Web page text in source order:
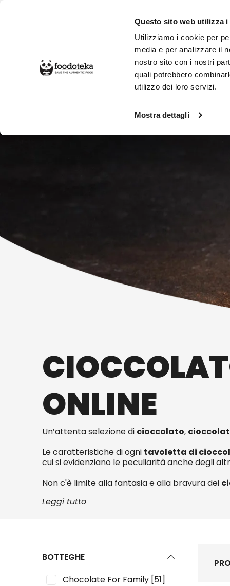
Questo sito web utilizza i
Utilizziamo i cookie per
media e per analizzare il
nostro sito con i nostri
quali potrebbero
utilizzo dei loro servizi.
Mostra dettagli
SPESA ONLINE DA NON
ONLINE
Un’attenta selezione di cioccolato,
Le caratteristiche di ogni tavoletta di
cui si evidenziano le peculiarità anche degli
Non c'è limite alla fantasia e alla bravura dei
Leggi tutto
BOTTEGHE
Chocolate For Family [51]